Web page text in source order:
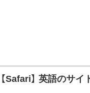
【Safari】 英語のサ